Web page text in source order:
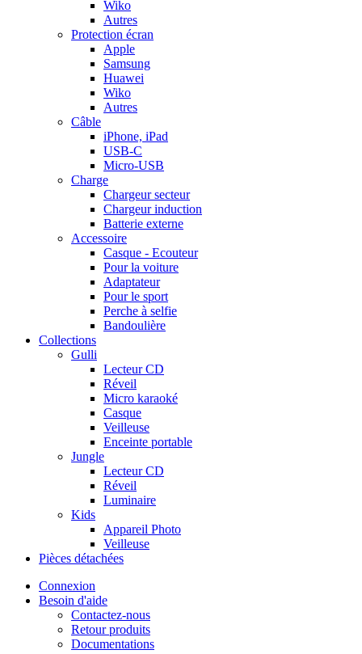
Wiko
Autres
Protection écran
Apple
Samsung
Huawei
Wiko
Autres
Câble
iPhone, iPad
USB-C
Micro-USB
Charge
Chargeur secteur
Chargeur induction
Batterie externe
Accessoire
Casque - Ecouteur
Pour la voiture
Adaptateur
Pour le sport
Perche à selfie
Bandoulière
Collections
Gulli
Lecteur CD
Réveil
Micro karaoké
Casque
Veilleuse
Enceinte portable
Jungle
Lecteur CD
Réveil
Luminaire
Kids
Appareil Photo
Veilleuse
Pièces détachées
Connexion
Besoin d'aide
Contactez-nous
Retour produits
Documentations